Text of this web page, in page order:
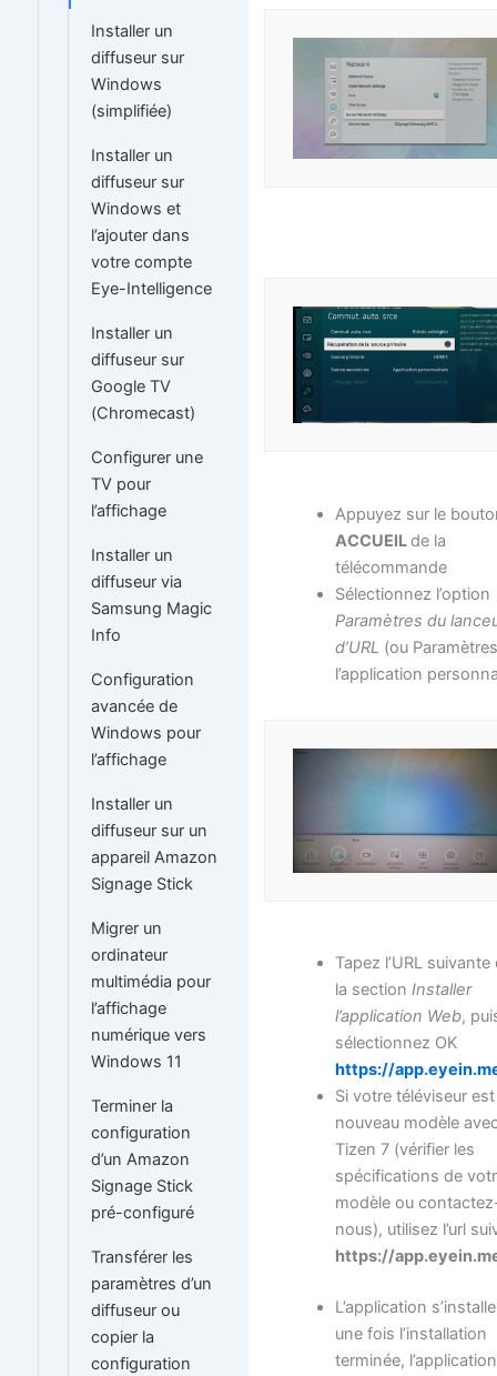
Installer un
diffuseur sur
Windows
(simplifiée)
Installer un
diffuseur sur
Windows et
l’ajouter dans
votre compte
Eye-Intelligence
Installer un
diffuseur sur
Google TV
(Chromecast)
Configurer une
TV pour
l’affichage
Installer un
diffuseur via
Samsung Magic
Info
Configuration
avancée de
Windows pour
l’affichage
Installer un
diffuseur sur un
appareil Amazon
Signage Stick
Migrer un
ordinateur
multimédia pour
l’affichage
numérique vers
Windows 11
Terminer la
configuration
d’un Amazon
Signage Stick
pré-configuré
Transférer les
paramètres d’un
diffuseur ou
copier la
configuration
Appuyez sur le
ACCUEILde la
télécommande
Sélectionnez l’option
Paramètres du
d’URL (ou
l’application
Tapez l’URL
la sectionInstaller
l’application Web,
sélectionnez OK
https://
Si votre téléviseur
nouveau modèle
Tizen 7 (vérifier les
spécifications de
modèle ou
nous), utilisez l’url
https://
L’application
une fois l’installation
terminée, l’application